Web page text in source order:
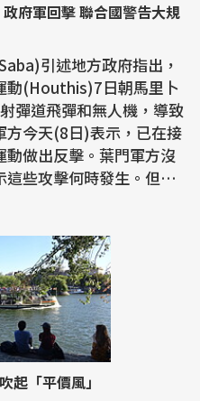
府軍回擊 聯合國警告大規
引述地方政府指出，
動(Houthis)7日朝馬里卜
彈道飛彈和無人機，導致
做出反擊。葉門軍方沒
些攻擊何時發生。但軍
起「平價風」